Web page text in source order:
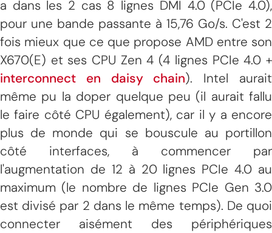
a dans les 2 cas 8 lignes DMI 4.0 (PCIe 4.0),
pour une bande passante à 15,76 Go/s. C'est 2
fois mieux que ce que propose AMD entre son
X670(E) et ses CPU Zen 4 (4 lignes PCIe 4.0 +
interconnect en daisy chain). Intel aurait
même pu la doper quelque peu (il aurait fallu
le faire côté CPU également), car il y a encore
plus de monde qui se bouscule au portillon
côté interfaces, à commencer par
l'augmentation de 12 à 20 lignes PCIe 4.0 au
maximum (le nombre de lignes PCIe Gen 3.0
est divisé par 2 dans le même temps). De quoi
connecter aisément des périphériques